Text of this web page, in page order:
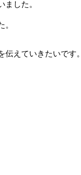
した。
えていきたいです。